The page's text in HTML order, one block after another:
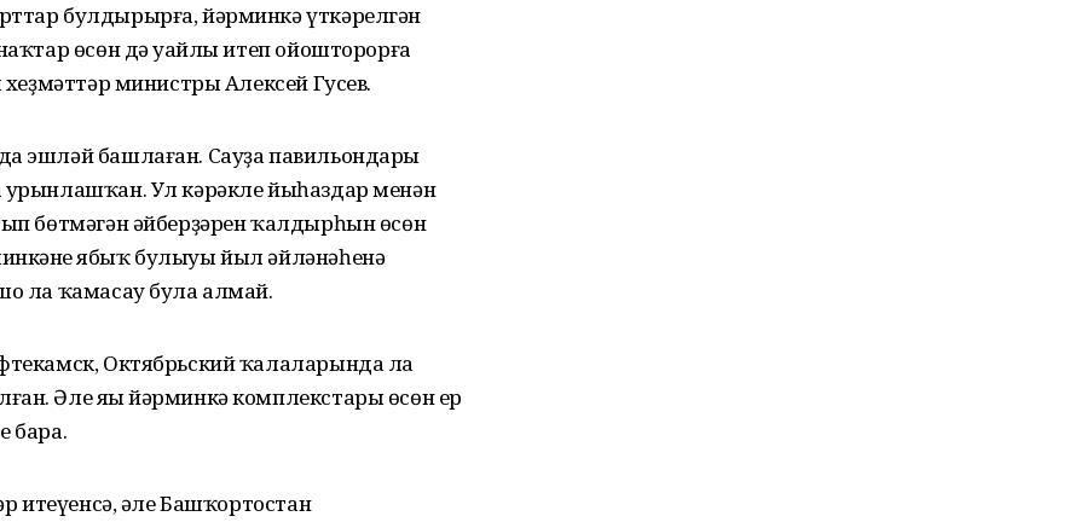
булдырырға, йәрминкә үткәрелгән
өсөн дә уңайлы итеп ойошторорға
министры Алексей Гусев.
эшләй башлаған. Сауҙа павильондары
Ул кәрәкле йыһаздар менән
бөтмәгән әйберҙәрен ҡалдырһын өсөн
ябыҡ булыуы йыл әйләнәһенә
ла ҡамасау була алмай.
Октябрьский ҡалаларында ла
Әле яңы йәрминкә комплекстары өсөн ер
бара.
итеүенсә, әле Башҡортостан